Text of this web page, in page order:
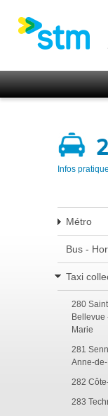
Infos
Métro
Bus -
Taxi
280
Bellevue
Marie
281
Anne-
282
283